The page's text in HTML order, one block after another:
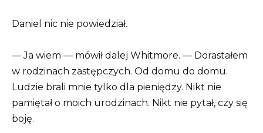
Daniel nic nie powiedział.
— Ja wiem — mówił dalej Whitmore. — Dorastałem
w rodzinach zastępczych. Od domu do domu.
Ludzie brali mnie tylko dla pieniędzy. Nikt nie
pamiętał o moich urodzinach. Nikt nie pytał, czy się
boję.